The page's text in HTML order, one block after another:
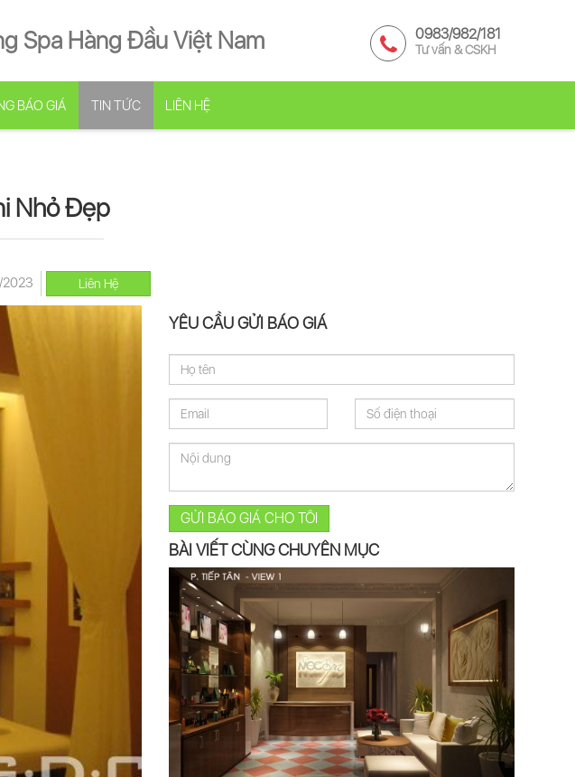
Spa Hàng Đầu Việt Nam 0983/982/181
Tư vấn & CSKH
BÁO GIÁ TIN TỨC LIÊN HỆ
Nhỏ Đẹp
Liên Hệ
YÊU CẦU GỬI BÁO GIÁ
GỬI BÁO GIÁ CHO TÔI
BÀI VIẾT CÙNG CHUYÊN MỤC